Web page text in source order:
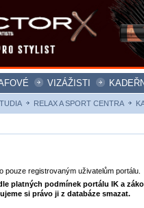
VIZÁŽISTI
RELAX A SPORT CENTRA
registrovaným uživatelům portálu.
platných podmínek portálu IK a
si právo ji z databáze smazat.